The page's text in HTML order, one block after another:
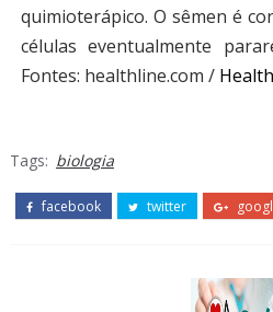
quimioterápico. O sêmen é
células eventualmente
Fontes: healthline.com /
Tags: biologia
facebook twitter